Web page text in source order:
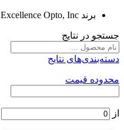
برند Excellence Opto, Inc
جستجو در نتایج
دسته‌بندی‌های نتایج
محدوده قیمت
از